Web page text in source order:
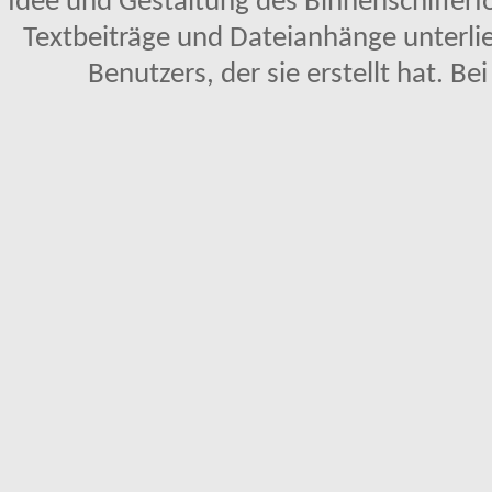
Textbeiträge und Dateianhänge
Benutzers, der sie erstellt hat.